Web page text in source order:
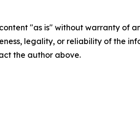
"as is" without warranty of
legality, or reliability of the
the author above.